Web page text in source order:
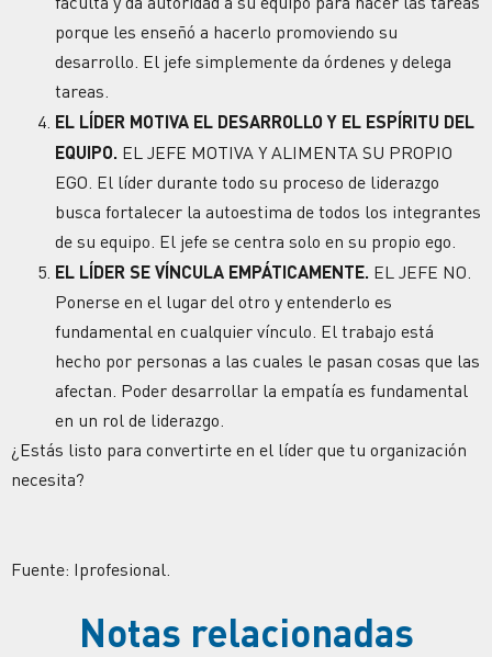
porque les enseñó a hacerlo promoviendo su
desarrollo. El jefe simplemente da órdenes y delega
tareas.
EL LÍDER MOTIVA EL DESARROLLO Y EL ESPÍRITU DEL
EQUIPO. EL JEFE MOTIVA Y ALIMENTA SU PROPIO
EGO. El líder durante todo su proceso de liderazgo
busca fortalecer la autoestima de todos los integrantes
de su equipo. El jefe se centra solo en su propio ego.
EL LÍDER SE VÍNCULA EMPÁTICAMENTE. EL JEFE NO.
Ponerse en el lugar del otro y entenderlo es
fundamental en cualquier vínculo. El trabajo está
hecho por personas a las cuales le pasan cosas que las
afectan. Poder desarrollar la empatía es fundamental
en un rol de liderazgo.
¿Estás listo para convertirte en el líder que tu organización
necesita?
Fuente: Iprofesional.
Notas relacionadas